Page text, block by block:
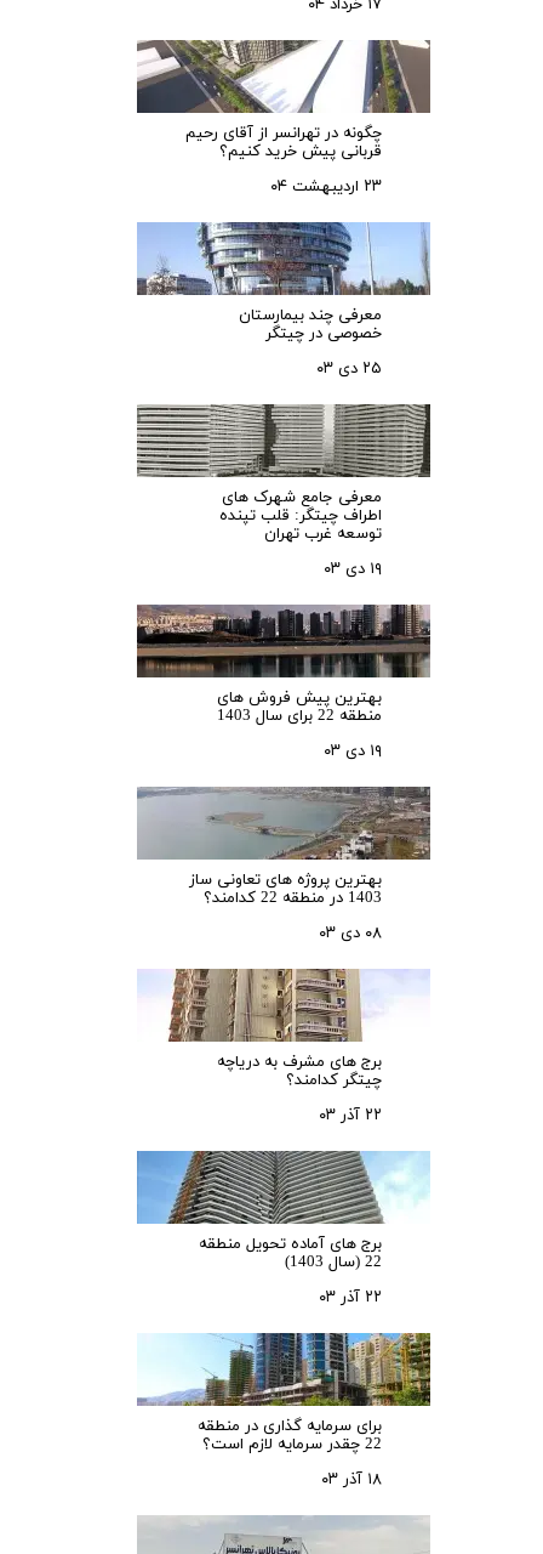
۱۷ خرداد ۰۴
چگونه در تهرانسر از آقای رحیم
قربانی پیش خرید کنیم؟
۲۳ اردیبهشت ۰۴
معرفی چند بیمارستان
خصوصی در چیتگر
۲۵ دی ۰۳
معرفی جامع شهرک‌ های
اطراف چیتگر: قلب تپنده
توسعه غرب تهران
۱۹ دی ۰۳
بهترین پیش فروش های
منطقه 22 برای سال 1403
۱۹ دی ۰۳
بهترین پروژه های تعاونی ساز
1403 در منطقه 22 کدامند؟
۰۸ دی ۰۳
برج های مشرف به دریاچه
چیتگر کدامند؟
۲۲ آذر ۰۳
برج های آماده تحویل منطقه
22 (سال 1403)
۲۲ آذر ۰۳
برای سرمایه‌ گذاری در منطقه
22 چقدر سرمایه لازم است؟
۱۸ آذر ۰۳